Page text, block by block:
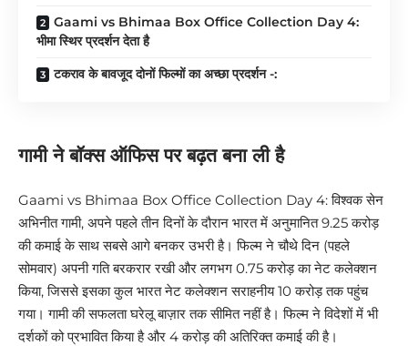
Gaami vs Bhimaa Box Office Collection Day 4:
भीमा स्थिर प्रदर्शन देता है
टकराव के बावजूद दोनों फिल्मों का अच्छा प्रदर्शन -:
गामी ने बॉक्स ऑफिस पर बढ़त बना ली है
Gaami vs Bhimaa Box Office Collection Day 4: विश्वक सेन
अभिनीत गामी, अपने पहले तीन दिनों के दौरान भारत में अनुमानित 9.25 करोड़
की कमाई के साथ सबसे आगे बनकर उभरी है। फिल्म ने चौथे दिन (पहले
सोमवार) अपनी गति बरकरार रखी और लगभग 0.75 करोड़ का नेट कलेक्शन
किया, जिससे इसका कुल भारत नेट कलेक्शन सराहनीय 10 करोड़ तक पहुंच
गया। गामी की सफलता घरेलू बाज़ार तक सीमित नहीं है। फिल्म ने विदेशों में भी
दर्शकों को प्रभावित किया है और 4 करोड़ की अतिरिक्त कमाई की है।